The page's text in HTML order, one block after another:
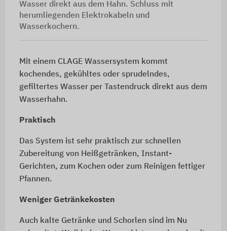
Wasser direkt aus dem Hahn. Schluss mit
herumliegenden Elektrokabeln und
Wasserkochern.
Mit einem CLAGE Wassersystem kommt
kochendes, gekühltes oder sprudelndes,
gefiltertes Wasser per Tastendruck direkt aus dem
Wasserhahn.
Praktisch
Das System ist sehr praktisch zur schnellen
Zubereitung von Heißgetränken, Instant-
Gerichten, zum Kochen oder zum Reinigen fettiger
Pfannen.
Weniger Getränkekosten
Auch kalte Getränke und Schorlen sind im Nu